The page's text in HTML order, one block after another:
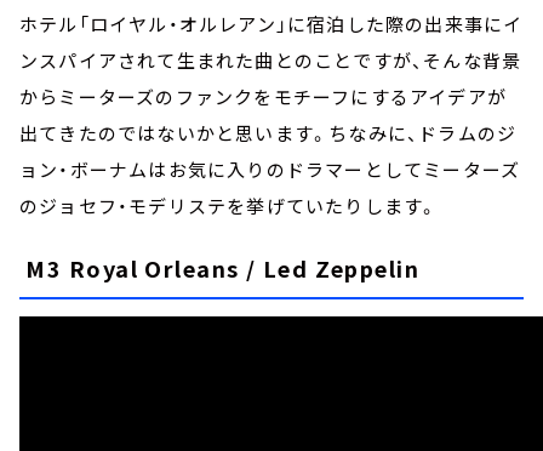
ホテル「ロイヤル・オルレアン」に宿泊した際の出来事にイ
ンスパイアされて生まれた曲とのことですが、そんな背景
からミーターズのファンクをモチーフにするアイデアが
出てきたのではないかと思います。ちなみに、ドラムのジ
ョン・ボーナムはお気に入りのドラマーとしてミーターズ
のジョセフ・モデリステを挙げていたりします。
M3 Royal Orleans / Led Zeppelin